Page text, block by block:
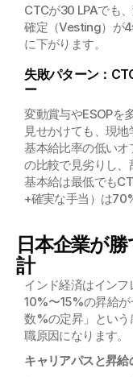
CTCが30 LPAでも
確定（Vesting）が
に下がります。
失敗パターン：
ー
変動賞与やESOPを
見せかけても、現地
基本給比率の低いオ
の比較で見劣りし、
基本給は最低でも
+確実な手当）は
日本企業が
計
インド経済はイン
10%〜15%の昇給
数%の定昇」とい
職原因になります。
キャリアパスと昇給